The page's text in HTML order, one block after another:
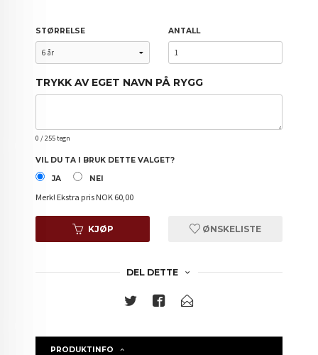
STØRRELSE ANTALL
TRYKK AV EGET NAVN PÅ RYGG
0 / 255 tegn
VIL DU TA I BRUK DETTE VALGET?
JA
NEI
Merk! Ekstra pris NOK 60,00
KJØP ØNSKELISTE
DEL DETTE
PRODUKTINFO